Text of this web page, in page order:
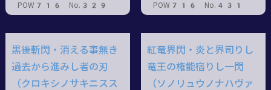
POW716 No.329
POW716 No.431
黒後斬閃・消える事無き
過去から進みし者の刃
（クロキシノサキニスス
紅竜界閃・炎と界司りし
竜王の権能宿りし一閃
（ソノリュウノナハヴァ